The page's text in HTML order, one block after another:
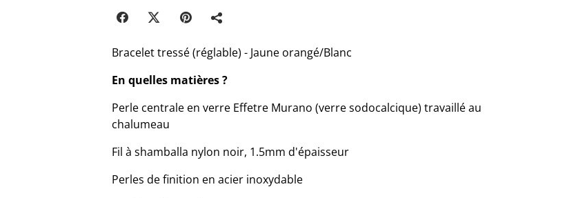
Bracelet tressé (réglable) - Jaune orangé/Blanc
En quelles matières ?
Perle centrale en verre Effetre Murano (verre sodocalcique) travaillé au
chalumeau
Fil à shamballa nylon noir, 1.5mm d'épaisseur
Perles de finition en acier inoxydable